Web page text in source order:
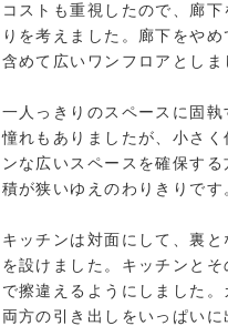
コストも重視したので、廊
りを考えました。廊下をや
含めて広いワンフロアとしま
一人っきりのスペースに固
憧れもありましたが、小さ
ンな広いスペースを確保す
積が狭いゆえのわりきりです
キッチンは対面にして、裏
を設けました。キッチンと
で擦違えるようにしました
両方の引き出しをいっぱい